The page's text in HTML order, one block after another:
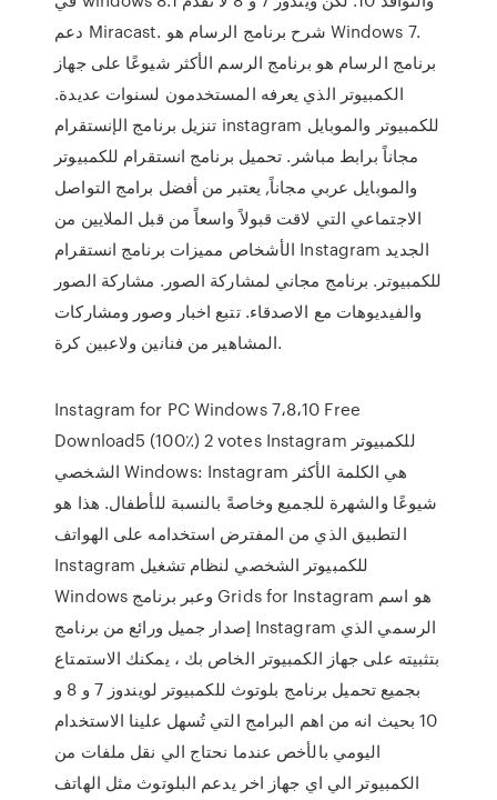
دعم Miracast. شرح برنامج الرسام هو Windows 7.
برنامج الرسام هو برنامج الرسم الأكثر شيوعًا على جهاز
الكمبيوتر الذي يعرفه المستخدمون لسنوات عديدة.
تنزيل برنامج الإنستقرام instagram للكمبيوتر والموبايل
مجاناً برابط مباشر. تحميل برنامج انستقرام للكمبيوتر
والموبايل عربي مجاناً, يعتبر من أفضل برامج التواصل
الاجتماعي التي لاقت قبولاً واسعاً من قبل الملايين من
الأشخاص مميزات برنامج انستقرام Instagram الجديد
للكمبيوتر. برنامج مجاني لمشاركة الصور. مشاركة الصور
والفيديوهات مع الاصدقاء. تتبع اخبار وصور ومشاركات
المشاهير من فنانين ولاعبين كرة.
Instagram for PC Windows 7،8،10 Free
Download5 (100٪) 2 votes Instagram للكمبيوتر
الشخصي Windows: Instagram هي الكلمة الأكثر
شيوعًا والشهرة للجميع وخاصةً بالنسبة للأطفال. هذا هو
التطبيق الذي من المفترض استخدامه على الهواتف
Instagram للكمبيوتر الشخصي لنظام تشغيل
Windows وعبر برنامج Grids for Instagram هو اسم
إصدار جميل ورائع من برنامج Instagram الرسمي الذي
بتثبيته على جهاز الكمبيوتر الخاص بك ، يمكنك الاستمتاع
بجميع تحميل برنامج بلوتوث للكمبيوتر لويندوز 7 و 8 و
10 بحيث انه من اهم البرامج التي تُسهل علينا الاستخدام
اليومي بالأخص عندما نحتاج الي نقل ملفات من
الكمبيوتر الي اي جهاز اخر يدعم البلوتوث مثل الهاتف